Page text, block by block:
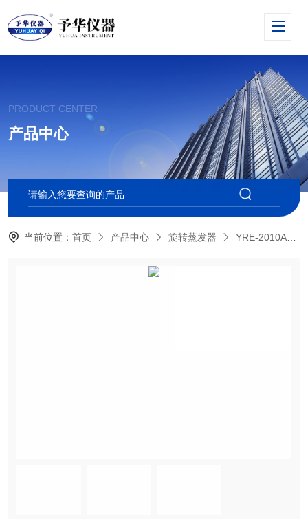
PRODUCT CENTER
产品中心
当前位置：首页 产品中心 旋转蒸发器 YRE-2010A